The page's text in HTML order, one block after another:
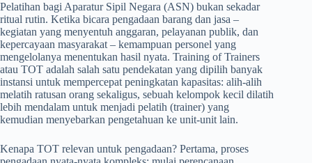
Pelatihan bagi Aparatur Sipil Negara (ASN) bukan sekadar
ritual rutin. Ketika bicara pengadaan barang dan jasa –
kegiatan yang menyentuh anggaran, pelayanan publik, dan
kepercayaan masyarakat – kemampuan personel yang
mengelolanya menentukan hasil nyata. Training of Trainers
atau TOT adalah salah satu pendekatan yang dipilih banyak
instansi untuk mempercepat peningkatan kapasitas: alih-alih
melatih ratusan orang sekaligus, sebuah kelompok kecil dilatih
lebih mendalam untuk menjadi pelatih (trainer) yang
kemudian menyebarkan pengetahuan ke unit-unit lain.
Kenapa TOT relevan untuk pengadaan? Pertama, proses